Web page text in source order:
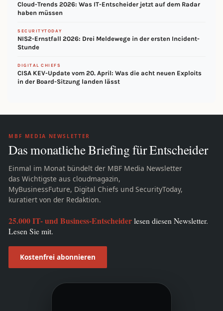
Cloud-Trends 2026: Was IT-Entscheider jetzt auf dem Radar
haben müssen
SECURITYTODAY
NIS2-Ernstfall 2026: Drei Meldewege in der ersten Incident-
Stunde
DIGITAL CHIEFS
CISA KEV-Update vom 20. April: Was die acht neuen Exploits
in der Board-Sitzung landen lässt
MBF MEDIA NEWSLETTER
Das monatliche Briefing für Entscheider
Einmal im Monat bündelt der MBF Media Newsletter
das Wichtigste aus cloudmagazin,
MyBusinessFuture, Digital Chiefs und SecurityToday,
kuratiert von der Redaktion.
25.000 IT- und Business-Entscheiderlesen diesen Newsletter.
Lesen Sie mit.
Kostenfrei abonnieren